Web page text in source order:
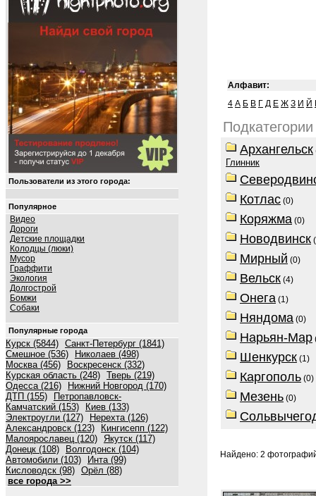
Пользователи из этого города:
Популярное
Видео
Дороги
Детские площадки
Колодцы (люки)
Мусор
Граффити
Экология
Долгострой
Бомжи
Собаки
Популярные города
Курск (5844) Санкт-Петербург (1841)
Смешное (536)
Николаев (498)
Москва (456)
Воскресенск (332)
Курская область (248) Тверь (219)
Одесса (216)
Нижний Новгород (170)
ДТП (155)
Петропавловск-
Камчатский (153)
Киев (133)
Электроугли (127)
Нерехта (126)
Александровск (123)
Кингисепп (122)
Малоярославец (120) Якутск (117)
Донецк (108)
Волгодонск (104)
Автомобили (103)
Инта (99)
Кисловодск (98) Орёл (88)
все города >>
Алфавит:
4 А Б В Г Д Е Ж З И Й
Подкатегории
Архангельск
Глинник
Котлас (0)
Коряжма (0)
Новодвинск
Мирный (0)
Вельск (4)
Онега (1)
Няндома (0)
Нарьян-Мар
Шенкурск (1)
Каргополь (0)
Мезень (0)
Найдено: 2